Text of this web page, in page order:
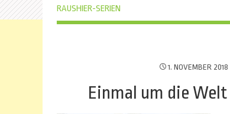
RAUSHIER-SERIEN
1. NOVEMBER 2018
Einmal um die Welt